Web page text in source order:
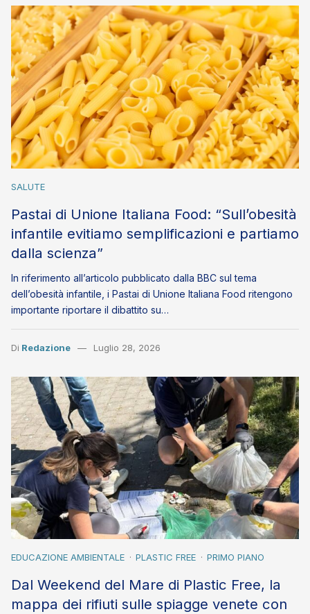
SALUTE
Pastai di Unione Italiana Food: “Sull’obesità
infantile evitiamo semplificazioni e partiamo
dalla scienza”
In riferimento all’articolo pubblicato dalla BBC sul tema
dell’obesità infantile, i Pastai di Unione Italiana Food ritengono
importante riportare il dibattito su…
Di Redazione Luglio 28, 2026
EDUCAZIONE AMBIENTALE PLASTIC FREE PRIMO PIANO
Dal Weekend del Mare di Plastic Free, la
mappa dei rifiuti sulle spiagge venete con